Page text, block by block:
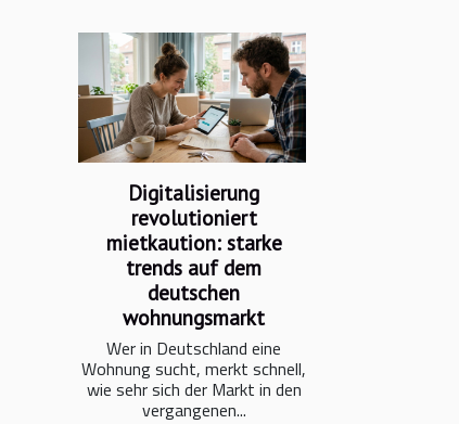
Digitalisierung
revolutioniert
mietkaution: starke
trends auf dem
deutschen
wohnungsmarkt
Wer in Deutschland eine
Wohnung sucht, merkt schnell,
wie sehr sich der Markt in den
vergangenen...